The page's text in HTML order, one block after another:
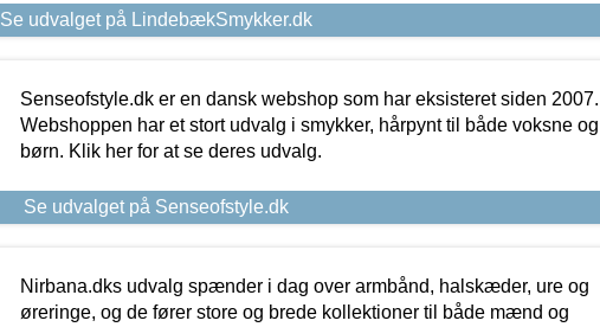
Se udvalget på LindebækSmykker.dk
Senseofstyle.dk er en dansk webshop som har eksisteret siden 2007.
Webshoppen har et stort udvalg i smykker, hårpynt til både voksne og
børn. Klik her for at se deres udvalg.
Se udvalget på Senseofstyle.dk
Nirbana.dks udvalg spænder i dag over armbånd, halskæder, ure og
øreringe, og de fører store og brede kollektioner til både mænd og